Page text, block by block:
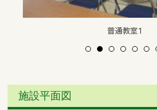
普通教室1
施設平面図